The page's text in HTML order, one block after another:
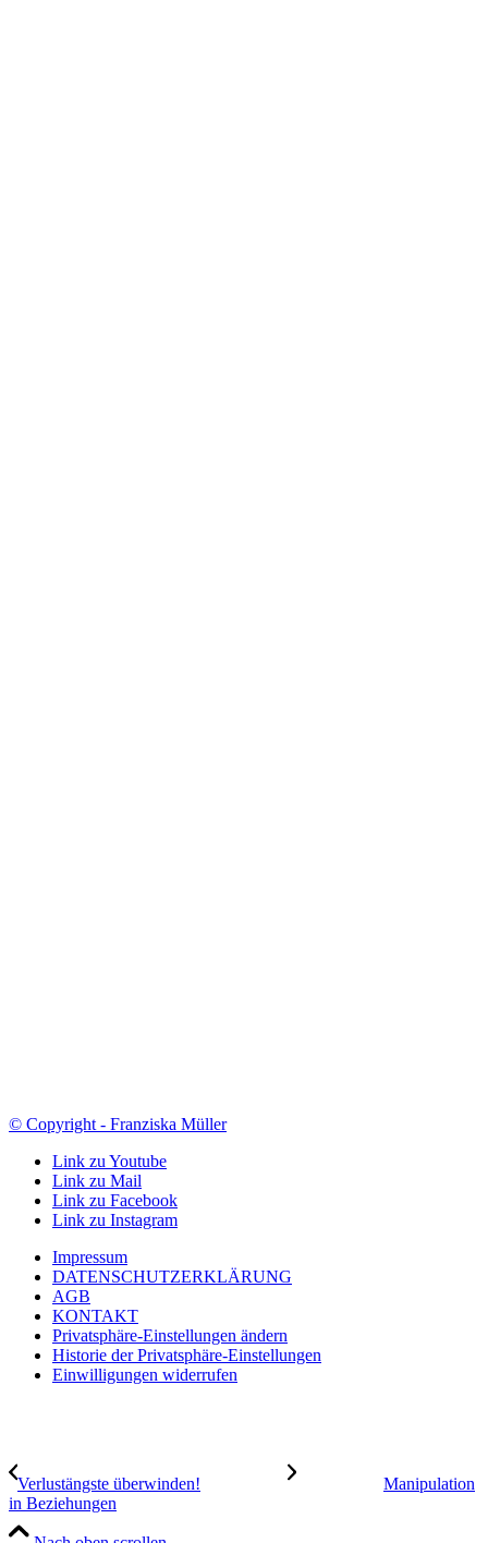
© Copyright - Franziska Müller
Link zu Youtube
Link zu Mail
Link zu Facebook
Link zu Instagram
Impressum
DATENSCHUTZERKLÄRUNG
AGB
KONTAKT
Privatsphäre-Einstellungen ändern
Historie der Privatsphäre-Einstellungen
Einwilligungen widerrufen
Verlustängste überwinden!
Manipulation
in Beziehungen